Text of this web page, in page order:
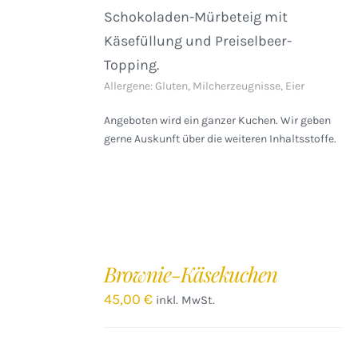
Schokoladen-Mürbeteig mit
Käsefüllung und Preiselbeer-
Topping.
Allergene: Gluten, Milcherzeugnisse, Eier
Angeboten wird ein ganzer Kuchen. Wir geben
gerne Auskunft über die weiteren Inhaltsstoffe.
Brownie-Käsekuchen
45,00€ inkl. MwSt.